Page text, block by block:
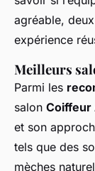
agréable,
expérience
Meilleurs
Parmi les
salon Coiffeur
et son
tels que des
mèches